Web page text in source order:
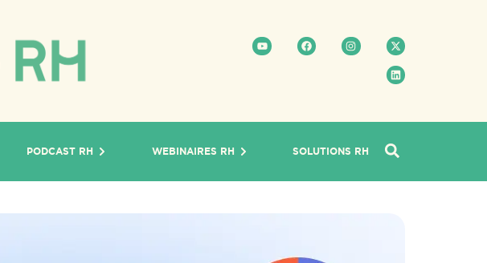
PODCAST RH WEBINAIRES RH SOLUTIONS RH